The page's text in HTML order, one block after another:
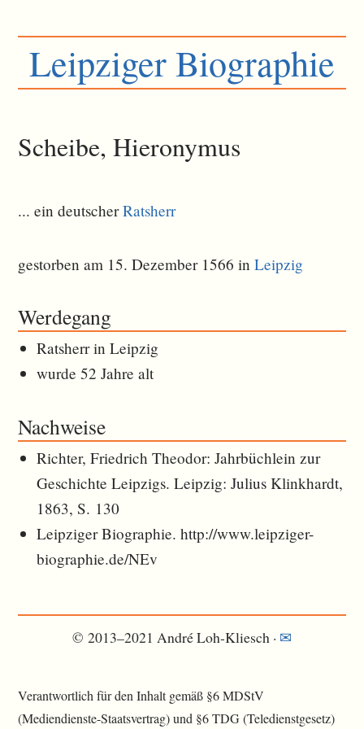
Leipziger Biographie
Scheibe, Hieronymus
... ein deutscherRatsherr
gestorben am 15. Dezember 1566 inLeipzig
Werdegang
Ratsherr in Leipzig
wurde 52 Jahre alt
Nachweise
Richter, Friedrich Theodor: Jahrbüchlein zur
Geschichte Leipzigs. Leipzig: Julius Klinkhardt,
1863, S. 130
Leipziger Biographie. http://www.leipziger-
biographie.de/NEv
© 2013–2021 André Loh-Kliesch · ✉︎
Verantwortlich für den Inhalt gemäß §6 MDStV
(Mediendienste-Staatsvertrag) und §6 TDG (Teledienstgesetz)